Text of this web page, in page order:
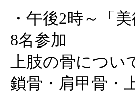
・午後2時～「
8名参加
上肢の骨につい
鎖骨・肩甲骨・